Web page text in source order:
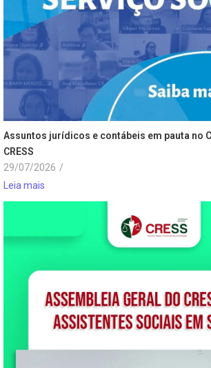
Assuntos jurídicos e contábeis em pauta no
CRESS
29/07/2026 /
Leia mais